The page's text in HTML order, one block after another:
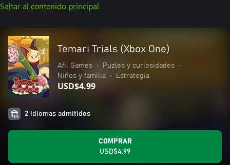
Saltar al contenido principal
Temari Trials (Xbox One)
Afil Games • Puzles y curiosidades
•
Niños y familia
• Estrategia
USD$4.99
2 idiomas admitidos
COMPRAR
USD$4.99